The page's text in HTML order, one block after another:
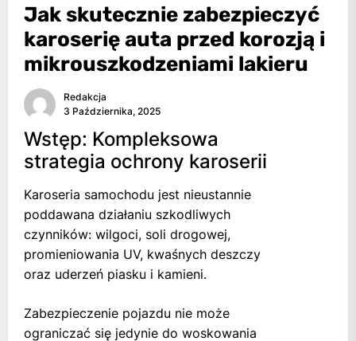
Jak skutecznie zabezpieczyć
karoserię auta przed korozją i
mikrouszkodzeniami lakieru
Redakcja
3 Października, 2025
Wstęp: Kompleksowa
strategia ochrony karoserii
Karoseria samochodu jest nieustannie
poddawana działaniu szkodliwych
czynników: wilgoci, soli drogowej,
promieniowania UV, kwaśnych deszczy
oraz uderzeń piasku i kamieni.
Zabezpieczenie pojazdu nie może
ograniczać się jedynie do woskowania